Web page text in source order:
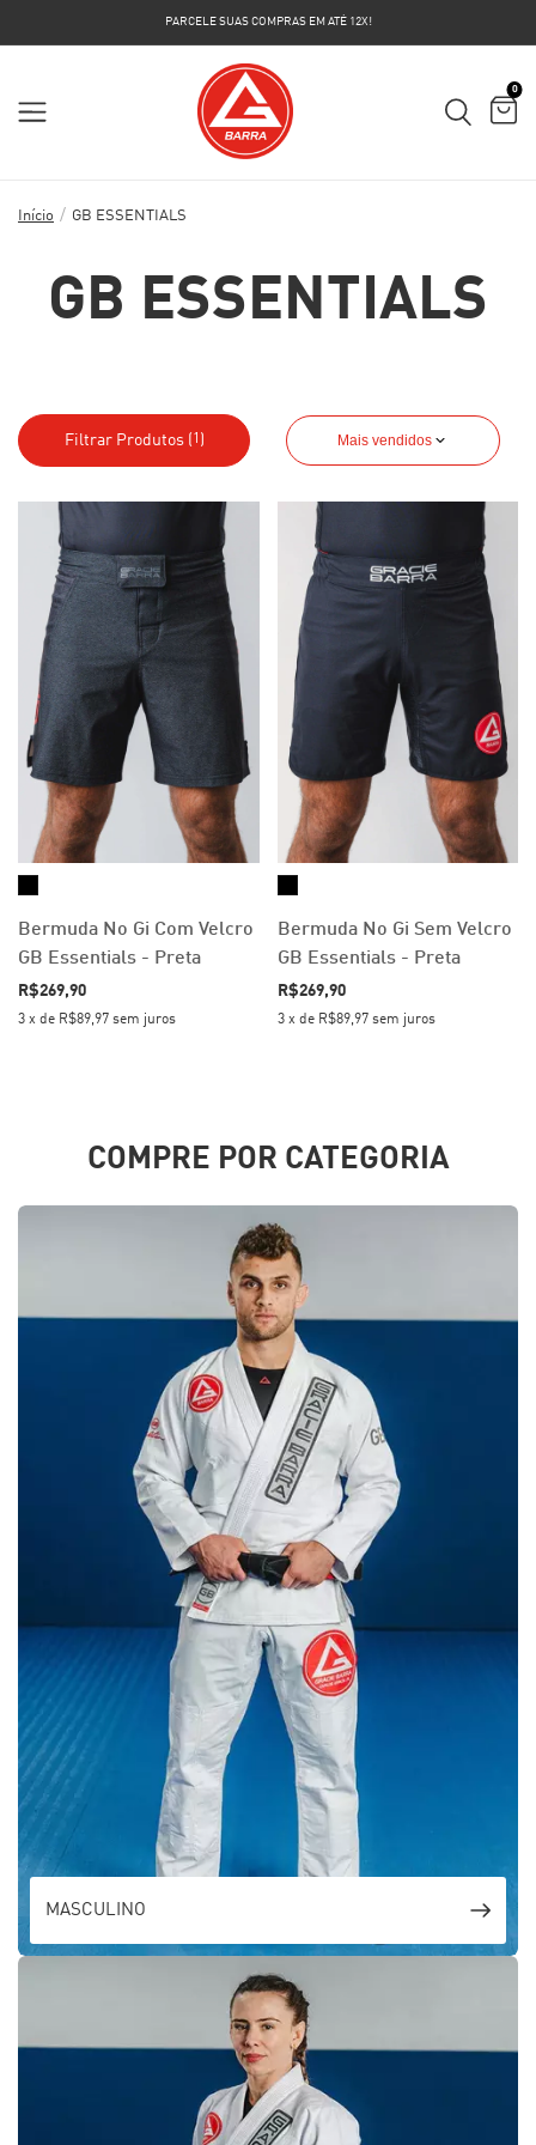
PARCELE SUAS COMPRAS EM ATÉ 12X!
0
Início / GB ESSENTIALS
GB ESSENTIALS
Filtrar Produtos (1 ) Mais vendidos
Bermuda No Gi Com Velcro
GB Essentials - Preta
R$269,90
3 x de R$89,97 sem juros
Bermuda No Gi Sem Velcro
GB Essentials - Preta
R$269,90
3 x de R$89,97 sem juros
COMPRE POR CATEGORIA
MASCULINO